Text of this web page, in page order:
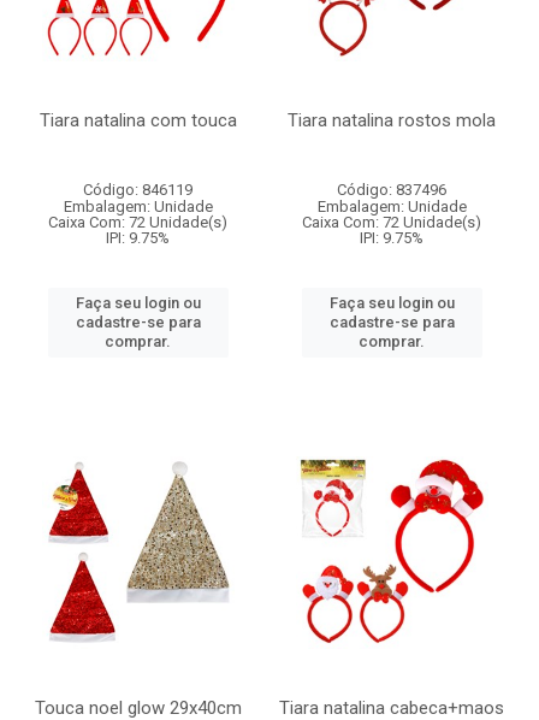
Tiara natalina com touca
Código: 846119
Embalagem: Unidade
Caixa Com: 72 Unidade(s)
IPI: 9.75%
Faça seu login ou
cadastre-se para
comprar.
Tiara natalina rostos mola
Código: 837496
Embalagem: Unidade
Caixa Com: 72 Unidade(s)
IPI: 9.75%
Faça seu login ou
cadastre-se para
comprar.
Touca noel glow 29x40cm Tiara natalina cabeca+maos